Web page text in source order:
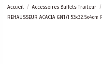
Accueil Accessoires Buffets Traiteur
REHAUSSEUR ACACIA GN1/1 53x32.5x4cm